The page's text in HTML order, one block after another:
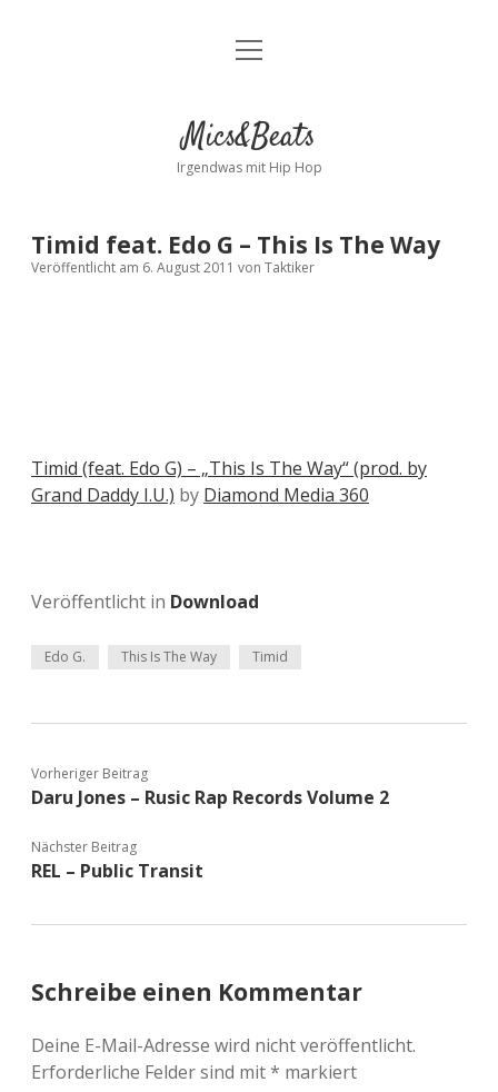
Kontakt
facebookinstagram
bandcamp
spotify
Menü
Mics&Beats
Irgendwas mit Hip Hop
Timid feat. Edo G – This Is The Way
Veröffentlicht am 6. August 2011 von Taktiker
Timid (feat. Edo G) – „This Is The Way“ (prod. by
Grand Daddy I.U.) by Diamond Media 360
Veröffentlicht in Download
Edo G. This Is The Way Timid
Vorheriger Beitrag
Daru Jones – Rusic Rap Records Volume 2
Nächster Beitrag
REL – Public Transit
Schreibe einen Kommentar
Deine E-Mail-Adresse wird nicht veröffentlicht.
Erforderliche Felder sind mit* markiert